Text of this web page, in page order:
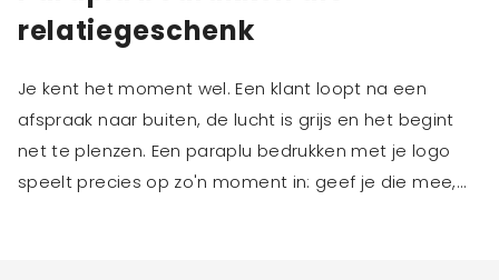
relatiegeschenk
Je kent het moment wel. Een klant loopt na een
afspraak naar buiten, de lucht is grijs en het begint
net te plenzen. Een paraplu bedrukken met je logo
speelt precies op zo'n moment in: geef je die mee,